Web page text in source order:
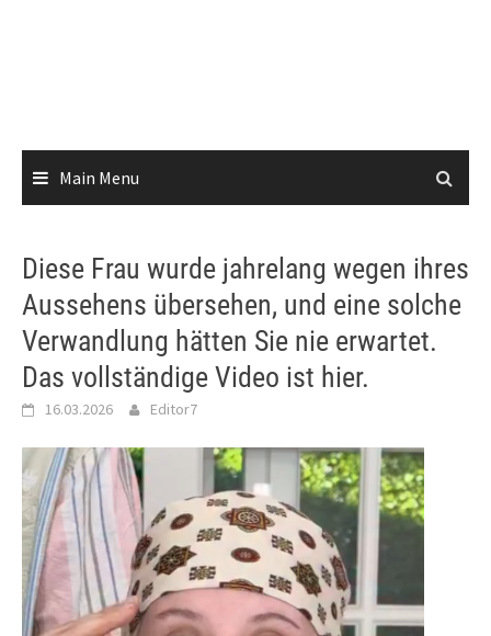
Main Menu
Diese Frau wurde jahrelang wegen ihres
Aussehens übersehen, und eine solche
Verwandlung hätten Sie nie erwartet.
Das vollständige Video ist hier.
16.03.2026 Editor7